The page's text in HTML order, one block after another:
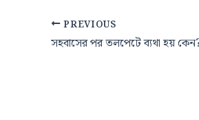
PREVIOUS
সহবাসের পর তলপেটে ব্যথা হয়